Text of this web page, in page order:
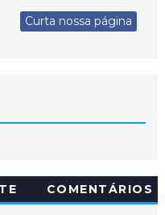
Curta nossa página
COMENTÁRIOS